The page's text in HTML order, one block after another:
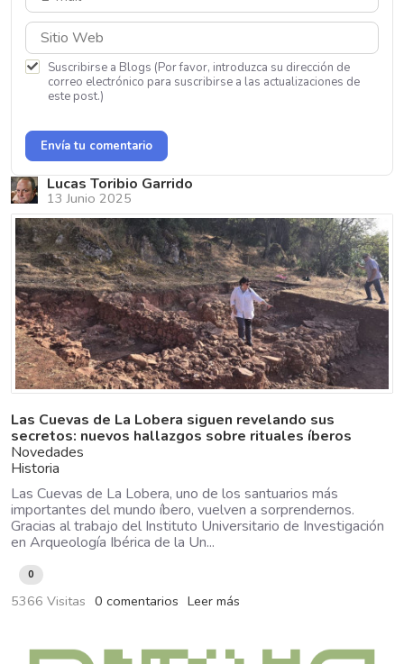
Suscribirse a Blogs (Por favor, introduzca su dirección de
correo electrónico para suscribirse a las actualizaciones de
este post.)
Envía tu comentario
Lucas Toribio Garrido
13 Junio 2025
Las Cuevas de La Lobera siguen revelando sus
secretos: nuevos hallazgos sobre rituales íberos
Novedades
Historia
Las Cuevas de La Lobera, uno de los santuarios más
importantes del mundo íbero, vuelven a sorprendernos.
Gracias al trabajo del Instituto Universitario de Investigación
en Arqueología Ibérica de la Un...
0
5366 Visitas 0 comentarios Leer más